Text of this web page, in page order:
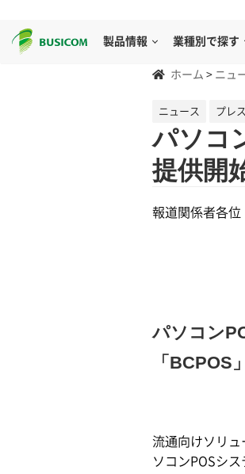
製品情報 業種別で探す
ホーム > ニュ
ニュース プレ
パソコ
提供開
報道関係者各位
パソコン
「
流通向けソリュ
ソコンPOSシス